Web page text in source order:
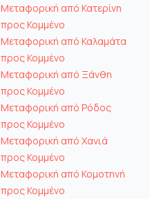
Μεταφορική από Κατερίνη
προς Κομμένο
Μεταφορική από Καλαμάτα
προς Κομμένο
Μεταφορική από Ξάνθη
προς Κομμένο
Μεταφορική από Ρόδος
προς Κομμένο
Μεταφορική από Χανιά
προς Κομμένο
Μεταφορική από Κομοτηνή
προς Κομμένο